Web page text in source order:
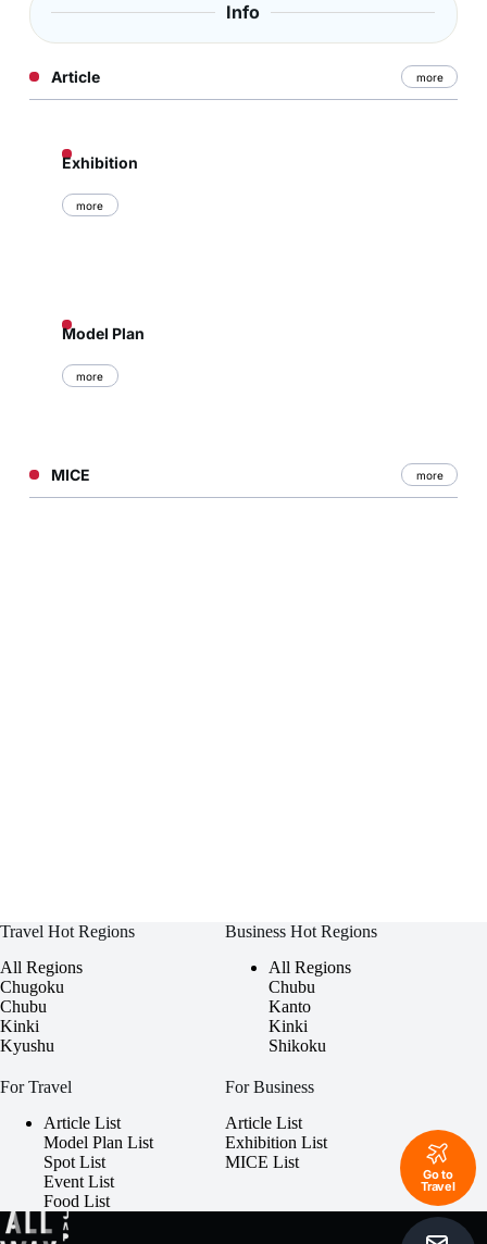
Info
Article more
Exhibition
more
Model Plan
more
MICE more
Go to
Travel
Travel Hot Regions
All Regions
Chugoku
Chubu
Kinki
Kyushu
Business Hot Regions
All Regions
Chubu
Kanto
Kinki
Shikoku
For Travel
Article List
Model Plan List
Spot List
Event List
Food List
For Business
Article List
Exhibition List
MICE List